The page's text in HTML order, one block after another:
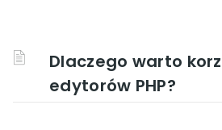
Dlaczego warto
edytorów PHP?